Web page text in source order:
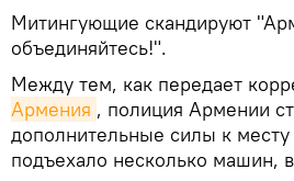
Митингующие скандируют
объединяйтесь!".
Между тем, как передает
Армения , полиция Армении
дополнительные силы к месту
подъехало несколько машин,